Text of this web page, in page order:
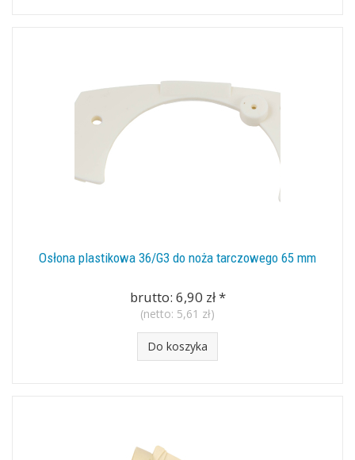
Osłona plastikowa 36/G3 do noża tarczowego 65 mm
brutto: 6,90 zł*
(netto: 5,61 zł)
Do koszyka